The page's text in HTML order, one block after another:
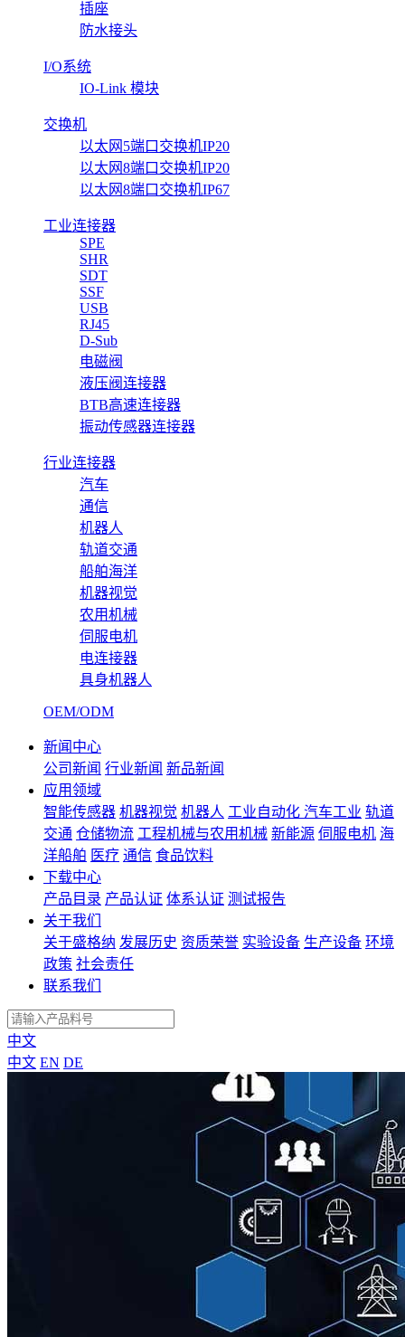
插座
防水接头
I/O系统
IO-Link 模块
交换机
以太网5端口交换机IP20
以太网8端口交换机IP20
以太网8端口交换机IP67
工业连接器
SPE
SHR
SDT
SSF
USB
RJ45
D-Sub
电磁阀
液压阀连接器
BTB高速连接器
振动传感器连接器
行业连接器
汽车
通信
机器人
轨道交通
船舶海洋
机器视觉
农用机械
伺服电机
电连接器
具身机器人
OEM/ODM
新闻中心
公司新闻 行业新闻 新品新闻
应用领域
智能传感器 机器视觉 机器人 工业自动化 汽车工业 轨道
交通 仓储物流 工程机械与农用机械 新能源 伺服电机 海
洋船舶 医疗 通信 食品饮料
下载中心
产品目录 产品认证 体系认证 测试报告
关于我们
关于盛格纳 发展历史 资质荣誉 实验设备 生产设备 环境
政策 社会责任
联系我们
中文
中文 EN DE